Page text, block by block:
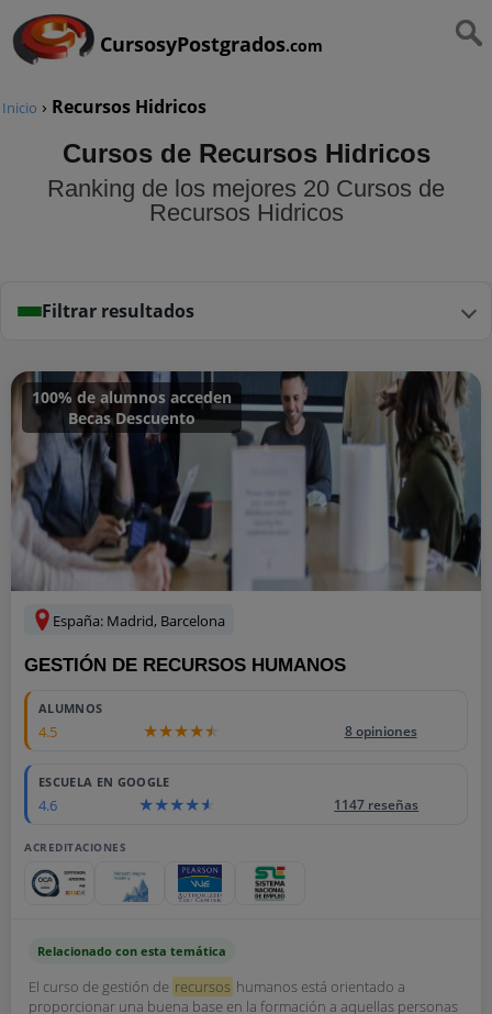
CursosyPostgrados.com
Inicio › Recursos Hidricos
Cursos de Recursos Hidricos
Ranking de los mejores 20 Cursos de
Recursos Hidricos
Filtrar resultados
100% de alumnos acceden
Becas Descuento
España: Madrid, Barcelona
GESTIÓN DE RECURSOS HUMANOS
2145
ALUMNOS
4.5 8 opiniones
ESCUELA EN GOOGLE
4.6 1147 reseñas
ACREDITACIONES
Relacionado con esta temática
El curso de gestión de recursos humanos está orientado a
proporcionar una buena base en la formación a aquellas personas